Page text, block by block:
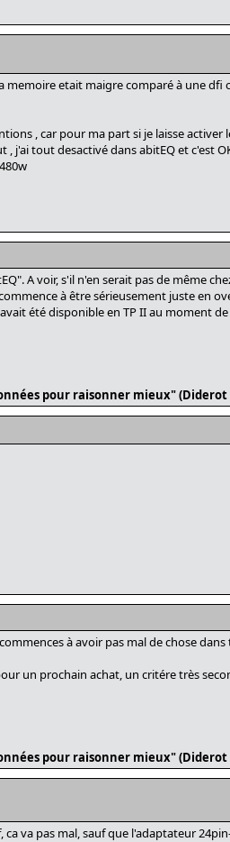
memoire etait maigre comparé à une dfi
, car pour ma part si je laisse activer
tout desactivé dans abitEQ et c'est
A voir, s'il n'en serait pas de même
à être sérieusement juste en
été disponible en TP II au moment
pour raisonner mieux" (Diderot
à avoir pas mal de chose
un prochain achat, un critére très
pour raisonner mieux" (Diderot
va pas mal, sauf que l'adaptateur